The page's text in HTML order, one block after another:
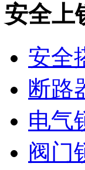
安全上
安全
断路
电气
阀门